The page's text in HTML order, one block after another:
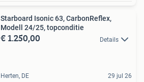
Starboard Isonic 63, CarbonReflex,
Modell 24/25, topconditie
€ 1.250,00 Details
Herten, DE 29 jul 26